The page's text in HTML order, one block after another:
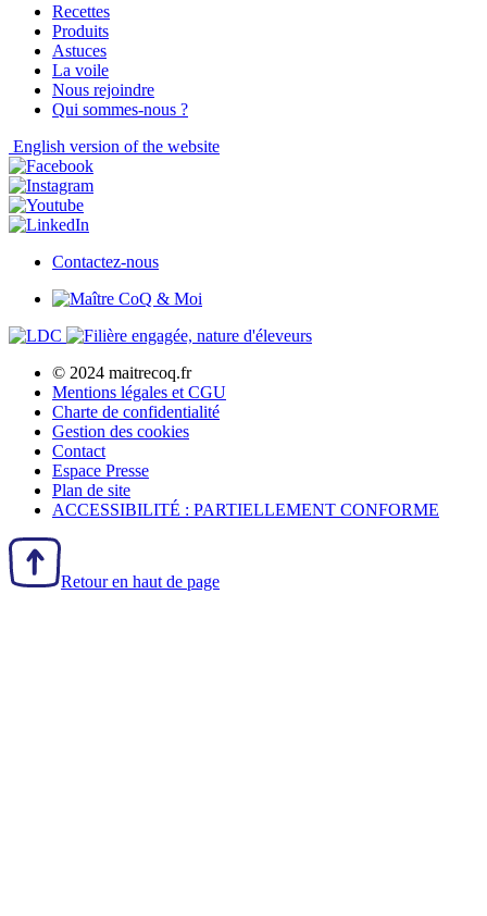
Recettes
Produits
Astuces
La voile
Nous rejoindre
Qui sommes-nous ?
English version of the website
Contactez-nous
© 2024 maitrecoq.fr
Mentions légales et CGU
Charte de confidentialité
Gestion des cookies
Contact
Espace Presse
Plan de site
ACCESSIBILITÉ : PARTIELLEMENT CONFORME
Retour en haut de page